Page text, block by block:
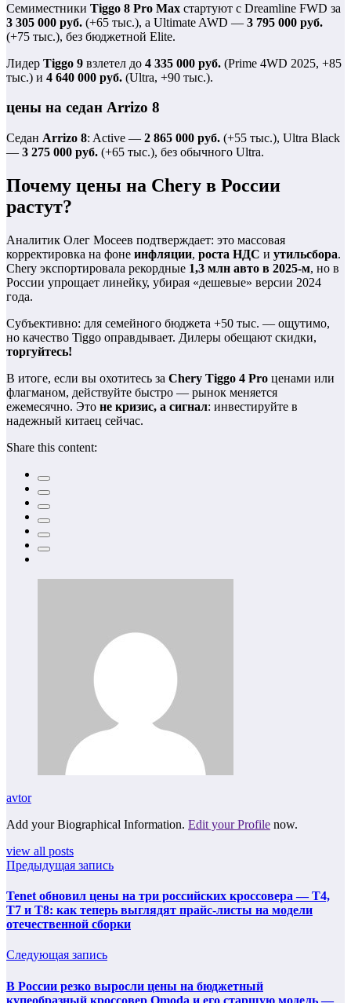
Семиместники Tiggo 8 Pro Max стартуют с Dreamline FWD за
3 305 000 руб. (+65 тыс.), а Ultimate AWD — 3 795 000 руб.
(+75 тыс.), без бюджетной Elite.
Лидер Tiggo 9 взлетел до 4 335 000 руб. (Prime 4WD 2025, +85
тыс.) и 4 640 000 руб. (Ultra, +90 тыс.).
цены на седан Arrizo 8
Седан Arrizo 8: Active — 2 865 000 руб. (+55 тыс.), Ultra Black
— 3 275 000 руб. (+65 тыс.), без обычного Ultra.
Почему цены на Chery в России
растут?
Аналитик Олег Мосеев подтверждает: это массовая
корректировка на фоне инфляции, роста НДС и утильсбора.
Chery экспортировала рекордные 1,3 млн авто в 2025-м, но в
России упрощает линейку, убирая «дешевые» версии 2024
года.
Субъективно: для семейного бюджета +50 тыс. — ощутимо,
но качество Tiggo оправдывает. Дилеры обещают скидки,
торгуйтесь!
В итоге, если вы охотитесь за Chery Tiggo 4 Pro ценами или
флагманом, действуйте быстро — рынок меняется
ежемесячно. Это не кризис, а сигнал: инвестируйте в
надежный китаец сейчас.
Share this content:
avtor
Add your Biographical Information. Edit your Profile now.
view all posts
Предыдущая запись
Tenet обновил цены на три российских кроссовера — T4,
T7 и T8: как теперь выглядят прайс-листы на модели
отечественной сборки
Следующая запись
В России резко выросли цены на бюджетный
купеобразный кроссовер Omoda и его старшую модель —